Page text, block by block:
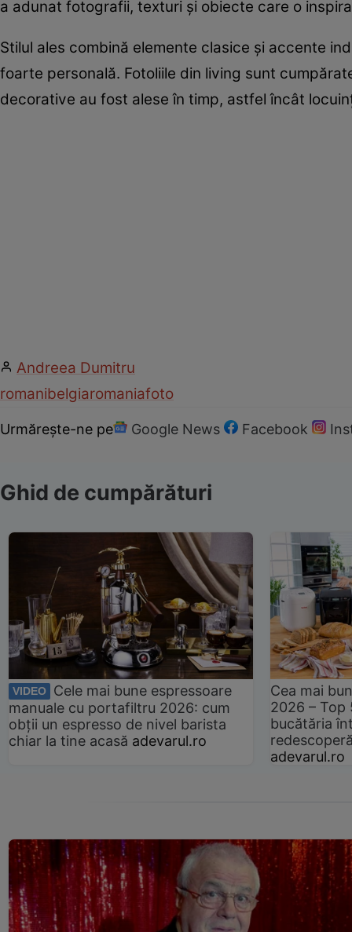
a adunat fotografii, texturi și obiecte care o
Stilul ales combină elemente clasice și accente
foarte personală. Fotoliile din living sunt
decorative au fost alese în timp, astfel încât
Andreea Dumitru
romanibelgiaromaniafoto
Urmărește-ne pe Google News Facebook
Ghid de cumpărături
VIDEO
Cele mai bune espressoare
manuale cu portafiltru 2026: cum
obții un espresso de nivel barista
chiar la tine acasă adevarul.ro
Cea mai
2026 –
bucătăria
adevarul.ro